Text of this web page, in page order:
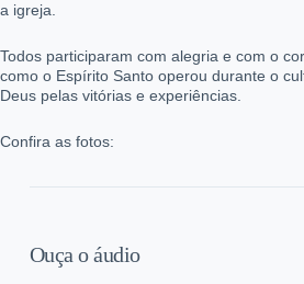
a igreja.
Todos participaram com alegria e com o
como o Espírito Santo operou durante o
Deus pelas vitórias e experiências.
Confira as fotos:
Ouça o áudio